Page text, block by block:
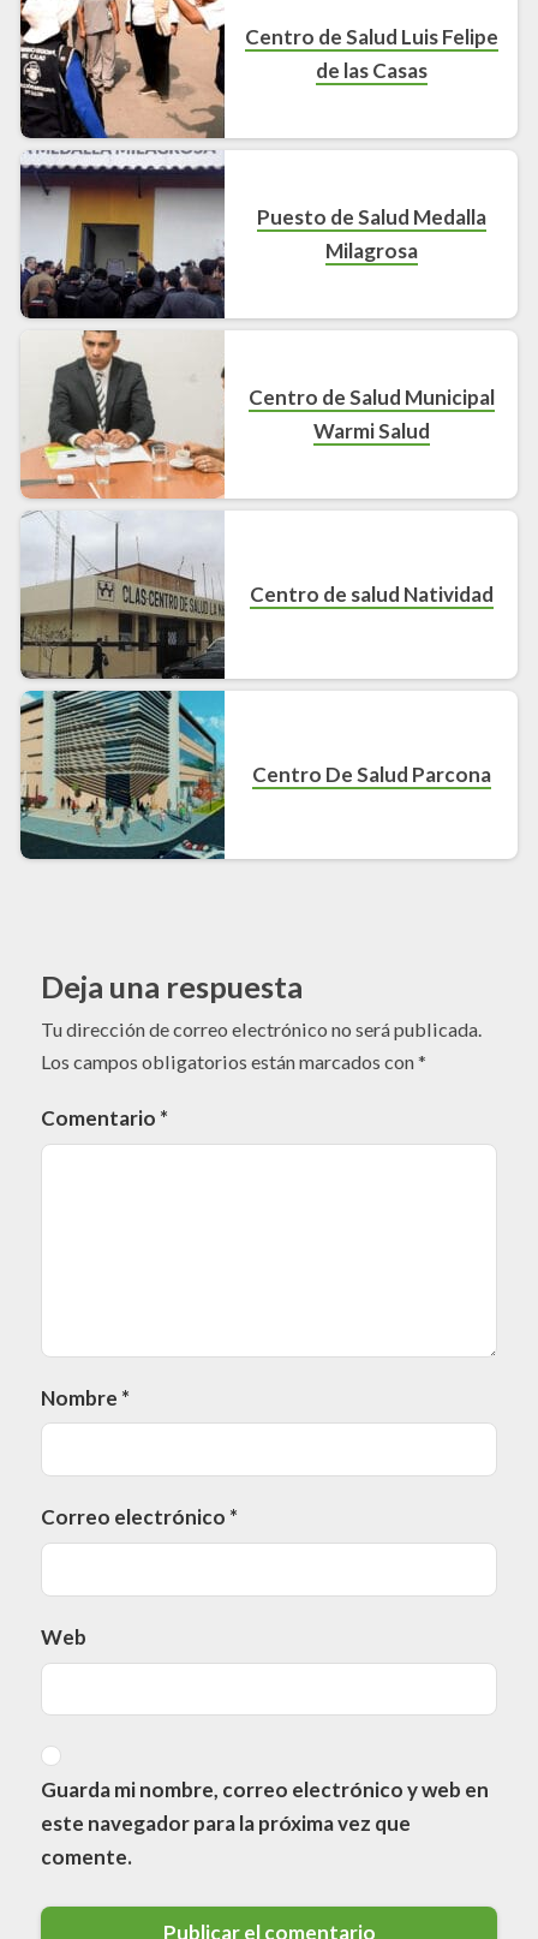
Centro de Salud Luis Felipe
de las Casas
Puesto de Salud Medalla
Milagrosa
Centro de Salud Municipal
Warmi Salud
Centro de salud Natividad
Centro De Salud Parcona
Deja una respuesta
Tu dirección de correo electrónico no será publicada.
Los campos obligatorios están marcados con*
Comentario *
Nombre *
Correo electrónico *
Web
Guarda mi nombre, correo electrónico y web en
este navegador para la próxima vez que
comente.